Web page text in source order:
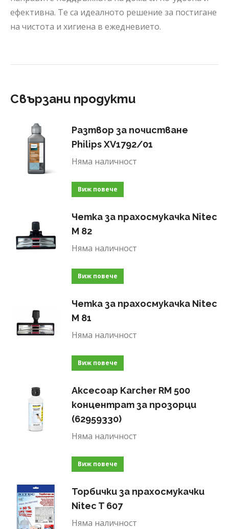
ефективна. Те са идеалното решение за постигане
на чистота и хигиена в ежедневието.
Свързани продукти
Разтвор за почистване
Philips XV1792/01
Няма наличност
Виж повече
Четка за прахосмукачка Nitec
M 82
Няма наличност
Виж повече
Четка за прахосмукачка Nitec
M 81
Няма наличност
Виж повече
Аксесоар Karcher RM 500
концентрат за прозорци
(62959330)
Няма наличност
Виж повече
Торбички за прахосмукачки
Nitec T 607
Няма наличност